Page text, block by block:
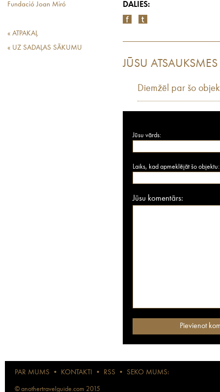
Fundació Joan Miró
« ATPAKAĻ
« UZ SADAĻAS SĀKUMU
DALIES:
JŪSU ATSAUKSMES
Diemžēl par šo
Jūsu vārds:
Laiks, kad apmeklējāt šo objektu:
Jūsu komentārs:
PAR MUMS • KONTAKTI • RSS • SEKO MUMS:
© anothertravelguide.com 2015